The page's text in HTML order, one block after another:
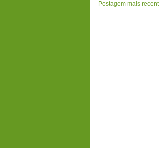
Postagem mais